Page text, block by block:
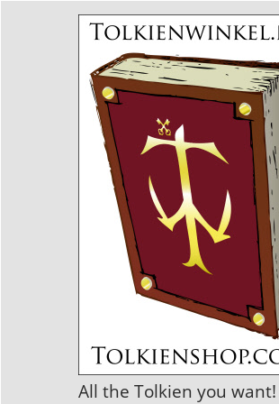
All the Tolkien you want!